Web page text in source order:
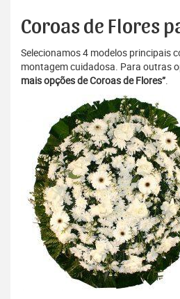
Coroas de Flores
Selecionamos 4 modelos principais
montagem cuidadosa. Para outras
mais opções de Coroas de Flores”.